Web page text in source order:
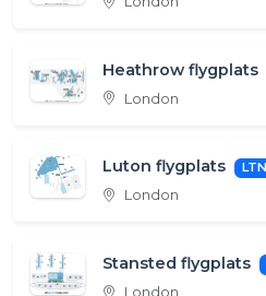
Heathrow flygplats
London
Luton flygplats LTN
London
Stansted flygplats
London